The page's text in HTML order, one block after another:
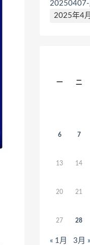
20250407-
2025年4
一 二
6 7
13 14
20 21
27 28
« 1月 3月 »